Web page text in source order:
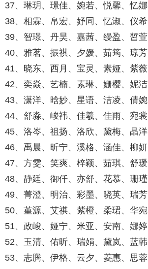
37、琳玥、璟佳、婉若、悦馨、忆娜
38、相霖、帛宏、妤同、忆淑、仪希
39、智璟、丹昊、嘉茜、缦盈、皙萱
40、雅茗、振祺、夕媛、茹筠、琼芳
41、晓东、西月、宝灵、素娅、紫薇
42、奕焱、艺楠、素琳、姗樱、妮洁
43、潇洋、晗妙、星语、洁凌、倩婉
44、舒淼、峻祎、佳羲、佳雨、宛裳
45、洛岑、祖扬、洛欣、黛梅、晶洋
46、禹晨、昕宁、溪格、涵佳、柳妍
47、方雯、笑爽、梓颖、茹琪、舒瑗
48、静廷、御仟、亦舒、花慕、珊瑾
49、菁澄、明治、彩墨、晓英、瑞芳
50、堇源、艾祺、紫橙、柔珺、华宛
51、政峻、娅宁、米亚、安南、娜婷
52、玉清、佑昕、瑞娟、黛岚、蓝韩
53、志腾、伊格、云夕、菱惠、思蓉